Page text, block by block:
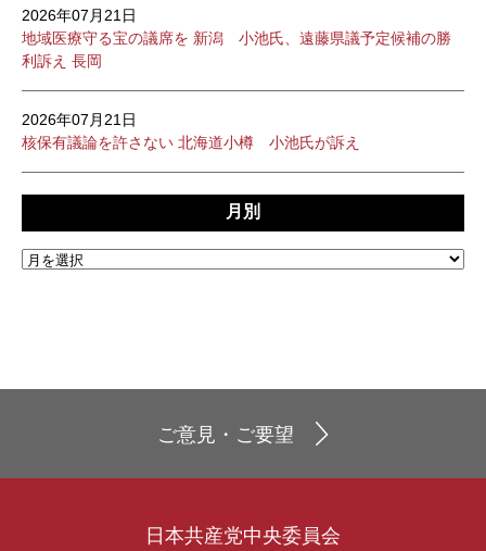
2026年07月21日
地域医療守る宝の議席を 新潟 小池氏、遠藤県議予定候補の勝
利訴え 長岡
2026年07月21日
核保有議論を許さない 北海道小樽 小池氏が訴え
月別
ご意見・ご要望
日本共産党中央委員会